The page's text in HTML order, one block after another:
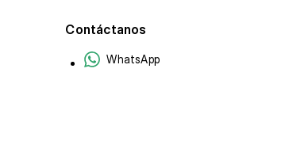
Contáctanos
WhatsApp